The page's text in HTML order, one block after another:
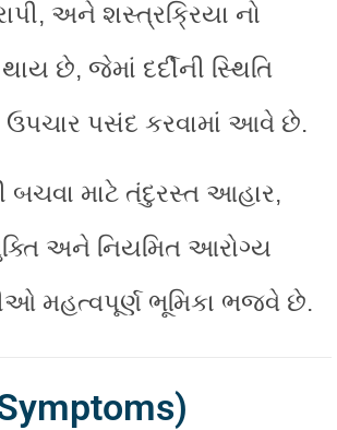
અને શસ્ત્રક્રિયા નો
છે, જેમાં દર્દીની સ્થિતિ
પસંદ કરવામાં આવે છે.
બચવા માટે તંદુરસ્ત આહાર,
અને નિયમિત આરોગ્ય
મહત્વપૂર્ણ ભૂમિકા ભજવે છે.